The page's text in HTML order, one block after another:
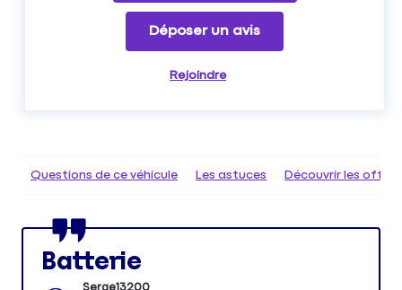
Déposer un avis
Rejoindre
Questions de ce véhicule Les astuces Découvrir les
Batterie